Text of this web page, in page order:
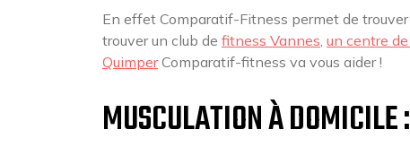
En effet Comparatif-Fitness permet de
trouver un club de fitness Vannes, un centre
QuimperComparatif-fitness va vous aider !
MUSCULATION À DOMICILE :